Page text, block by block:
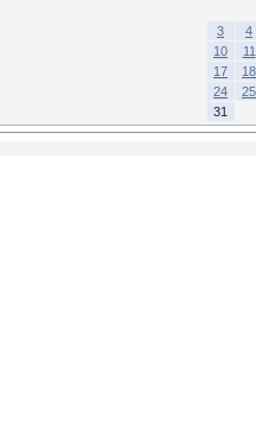
3
4
10
11
17
18
24
25
31